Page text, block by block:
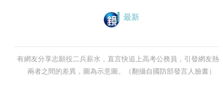
最新
有網友分享志願役二兵薪水，直言快追上高考公務員，引發網友熱
兩者之間的差異，圖為示意圖。（翻攝自國防部發言人臉書）